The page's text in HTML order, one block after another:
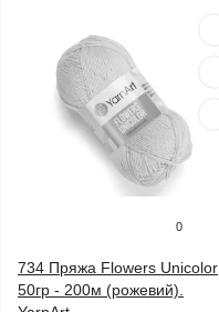
0
734 Пряжа Flowers Unicolor
50гр - 200м (рожевий).